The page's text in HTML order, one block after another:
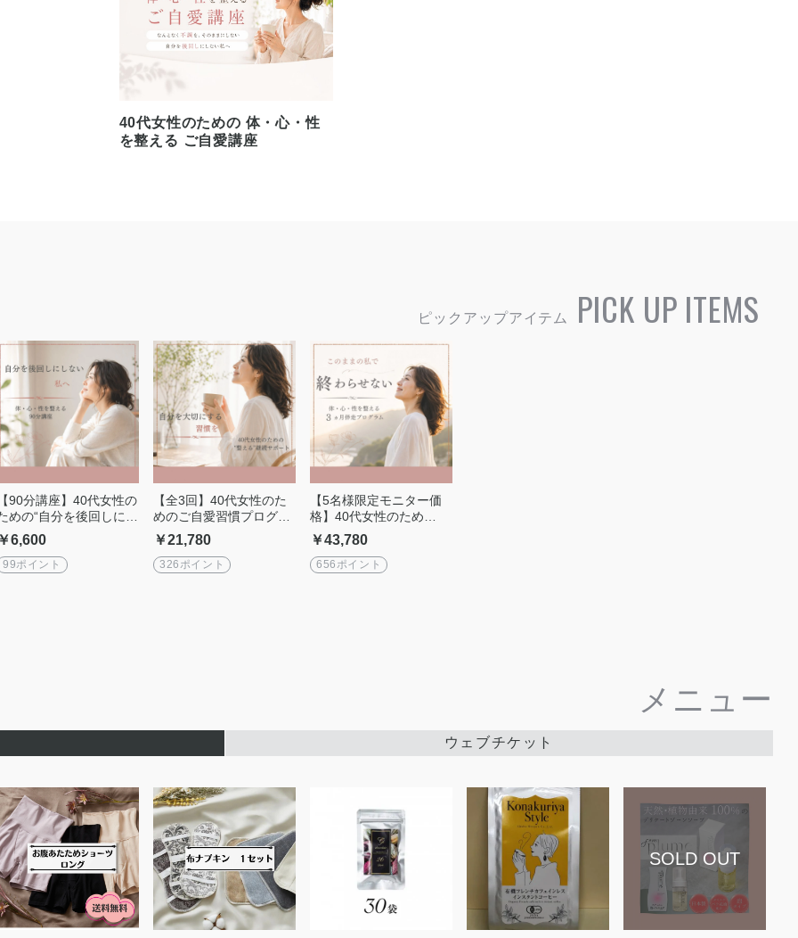
40代女性のための 体・心・性
を整える ご自愛講座
PICK UP ITEMS
90分講座】40代女性の
めの“自分を後回しにし
い私”を取り戻す
6,600
99ポイント
【全3回】40代女性のた
めのご自愛習慣プログラ
ム
￥21,780
326ポイント
【5名様限定モニター価
格】40代女性のため
の“自分を後回しにしない
私”を取り戻す3ヶ月講座
￥43,780
656ポイント
メニュー
ウェブチケット